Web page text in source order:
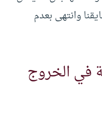
وانتهى بعدم
في الخروج